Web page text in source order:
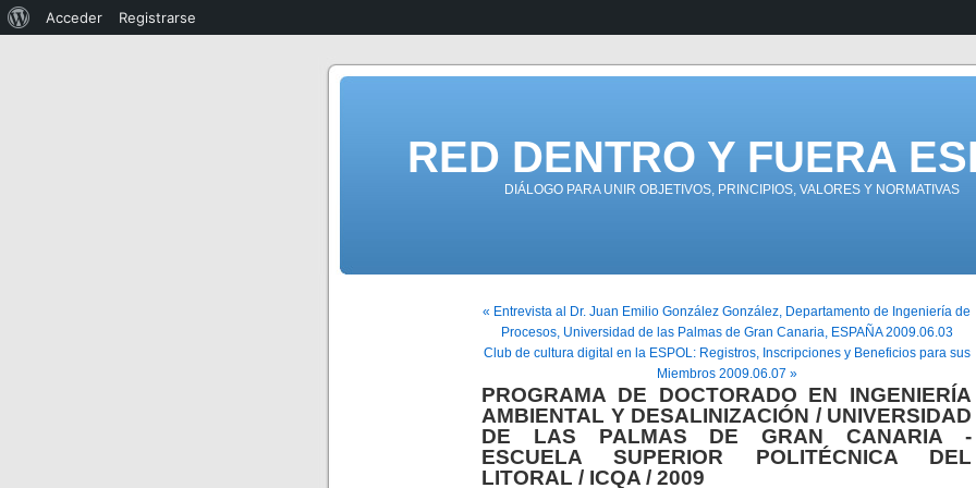
RED DENTRO Y FUERA
DIÁLOGO PARA UNIR OBJETIVOS, PRINCIPIOS, VALORES Y NORMATIVAS
« Entrevista al Dr. Juan Emilio González González, Departamento de Ingeniería de
Procesos, Universidad de las Palmas de Gran Canaria, ESPAÑA 2009.06.03
Club de cultura digital en la ESPOL: Registros, Inscripciones y Beneficios para sus
Miembros 2009.06.07 »
PROGRAMA DE DOCTORADO EN INGENIERÍA
AMBIENTAL Y DESALINIZACIÓN / UNIVERSIDAD
DE LAS PALMAS DE GRAN CANARIA -
ESCUELA SUPERIOR POLITÉCNICA DEL
LITORAL / ICQA / 2009
Acceder Registrarse